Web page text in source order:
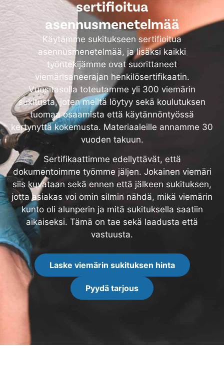
sertifioitua
asennusmenetelmää
Käytämme sukitukseen sertifioitua
asennusmenetelmää, ja lisäksi kaikki
työntekijämme ovat suorittaneet
viemärisaneerajan henkilösertifikaatin.
Vuositasolla toteutamme yli 300 viemärin
sukitusta, joten meiltä löytyy sekä koulutuksen
tuomaa osaamista että käytännöntyössä
kertynyttä kokemusta. Materiaaleille annamme 30
vuoden takuun.
Sertifikaattimme edellyttävät, että
dokumentoimme työmme jäljen. Jokainen viemäri
siis kuvataan sekä ennen että jälkeen sukituksen,
jotta asiakas voi omin silmin nähdä, mikä viemärin
kunto oli alunperin ja mitä sukituksella saatiin
aikaiseksi. Tämä on tae sekä laadusta että
vastuusta.
Laske viemärin sukituksen hinta
Pyydä tarjous